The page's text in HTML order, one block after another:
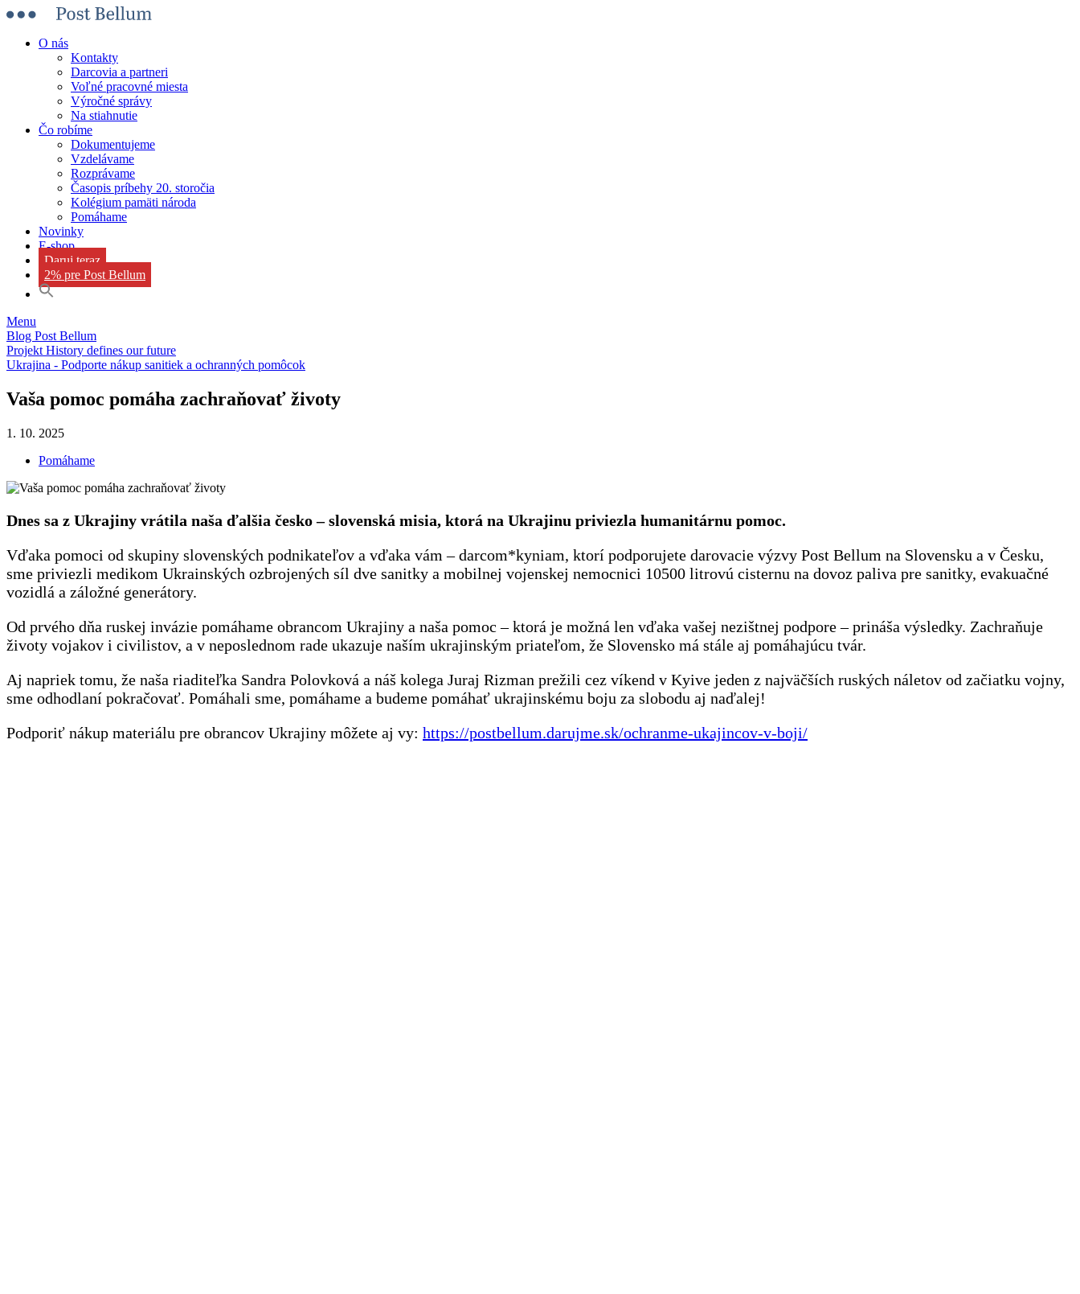
O nás
Kontakty
Darcovia a partneri
Voľné pracovné miesta
Výročné správy
Na stiahnutie
Čo robíme
Dokumentujeme
Vzdelávame
Rozprávame
Časopis príbehy 20. storočia
Kolégium pamäti národa
Pomáhame
Novinky
E-shop
Daruj teraz
2% pre Post Bellum
Menu
Blog Post Bellum
Projekt History defines our future
Ukrajina - Podporte nákup sanitiek a ochranných pomôcok
Vaša pomoc pomáha zachraňovať životy
1. 10. 2025
Pomáhame
Dnes sa z Ukrajiny vrátila naša ďalšia česko – slovenská misia, ktorá na Ukrajinu priviezla humanitárnu pomoc.
Vďaka pomoci od skupiny slovenských podnikateľov a vďaka vám – darcom*kyniam, ktorí podporujete darovacie výzvy Post Bellum na Slovensku a v Česku,
sme priviezli medikom Ukrainských ozbrojených síl dve sanitky a mobilnej vojenskej nemocnici 10500 litrovú cisternu na dovoz paliva pre sanitky, evakuačné
vozidlá a záložné generátory.
Od prvého dňa ruskej invázie pomáhame obrancom Ukrajiny a naša pomoc – ktorá je možná len vďaka vašej nezištnej podpore – prináša výsledky. Zachraňuje
životy vojakov i civilistov, a v neposlednom rade ukazuje naším ukrajinským priateľom, že Slovensko má stále aj pomáhajúcu tvár.
Aj napriek tomu, že naša riaditeľka Sandra Polovková a náš kolega Juraj Rizman prežili cez víkend v Kyive jeden z najväčších ruských náletov od začiatku vojny,
sme odhodlaní pokračovať. Pomáhali sme, pomáhame a budeme pomáhať ukrajinskému boju za slobodu aj naďalej!
Podporiť nákup materiálu pre obrancov Ukrajiny môžete aj vy: https://postbellum.darujme.sk/ochranme-ukajincov-v-boji/